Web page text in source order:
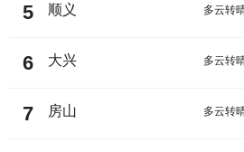
5 顺义 多云转
6 大兴 多云转
7 房山 多云转